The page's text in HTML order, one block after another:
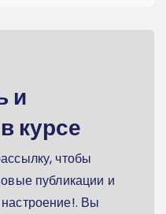
и
курсе
чтобы
публикации и
Вы